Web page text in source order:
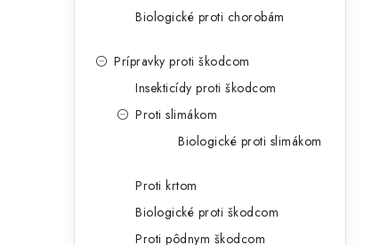
Biologické proti chorobám
Prípravky proti škodcom
Insekticídy proti škodcom
Proti slimákom
Biologické proti slimákom
Proti krtom
Biologické proti škodcom
Proti pôdnym škodcom